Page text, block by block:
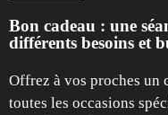
Bon cadeau : une
différents besoins et
Offrez à vos proches un
toutes les occasions